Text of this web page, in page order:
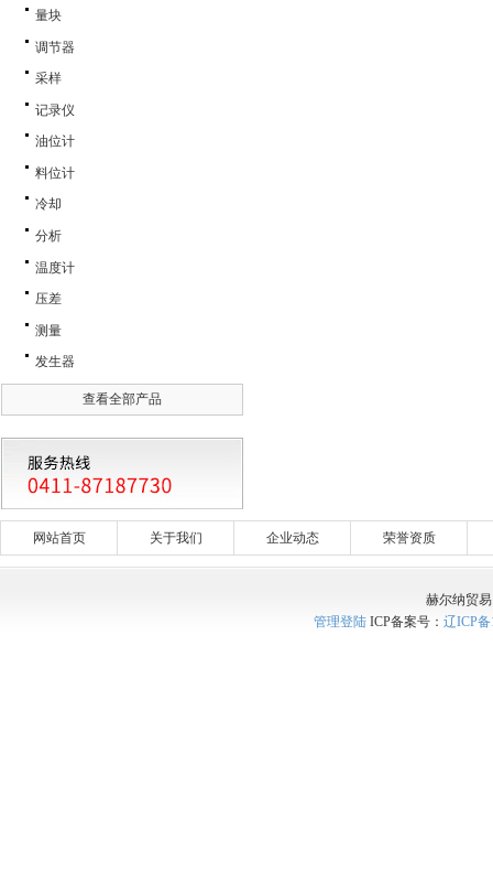
量块
调节器
采样
记录仪
油位计
料位计
冷却
分析
温度计
压差
测量
发生器
查看全部产品
网站首页 关于我们 企业动态 荣誉资质
赫尔纳贸
管理登陆ICP备案号： 辽ICP备